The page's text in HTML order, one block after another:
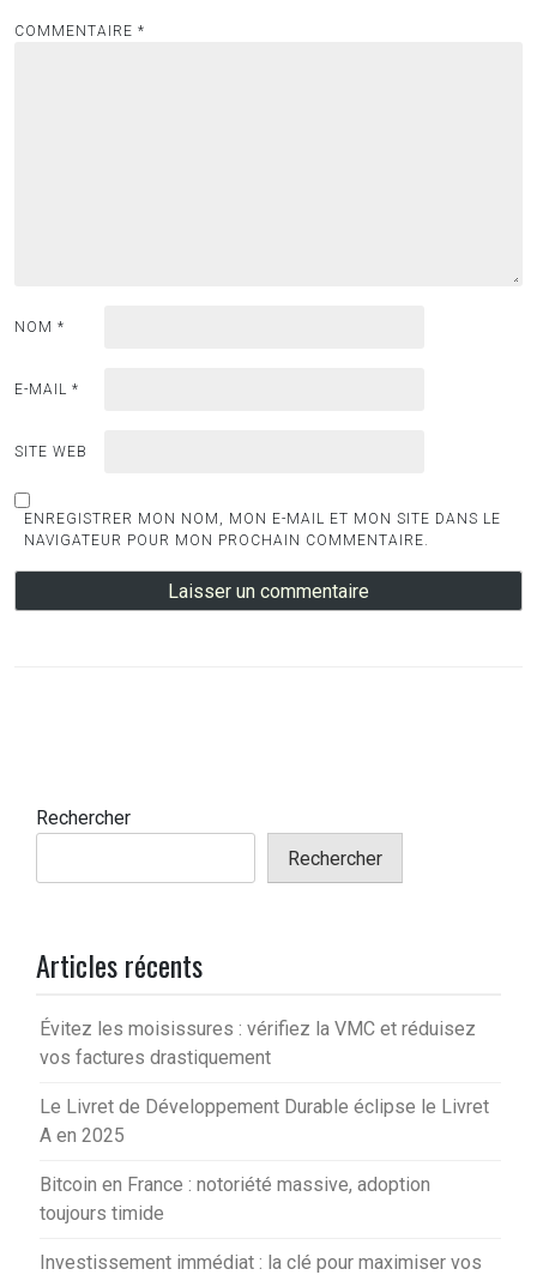
COMMENTAIRE *
NOM *
E-MAIL *
SITE WEB
ENREGISTRER MON NOM, MON E-MAIL ET MON SITE DANS LE
NAVIGATEUR POUR MON PROCHAIN COMMENTAIRE.
Rechercher
Rechercher
Articles récents
Évitez les moisissures : vérifiez la VMC et réduisez
vos factures drastiquement
Le Livret de Développement Durable éclipse le Livret
A en 2025
Bitcoin en France : notoriété massive, adoption
toujours timide
Investissement immédiat : la clé pour maximiser vos